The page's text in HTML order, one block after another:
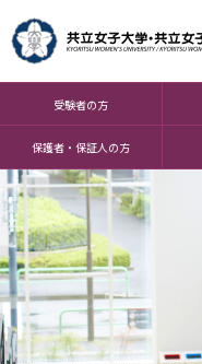
受験者の方
保護者・保証人の方